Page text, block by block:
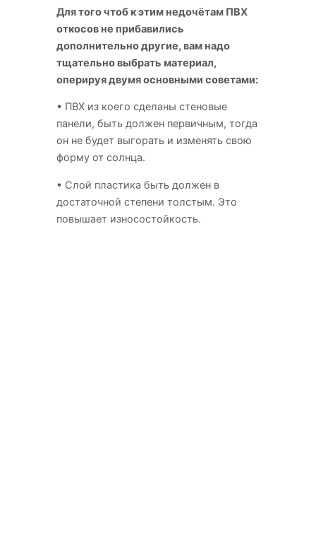
Для того чтоб к этим недочётам ПВХ
откосов не прибавились
дополнительно другие, вам надо
тщательно выбрать материал,
оперируя двумя основными советами:
• ПВХ из коего сделаны стеновые
панели, быть должен первичным, тогда
он не будет выгорать и изменять свою
форму от солнца.
• Слой пластика быть должен в
достаточной степени толстым. Это
повышает износостойкость.